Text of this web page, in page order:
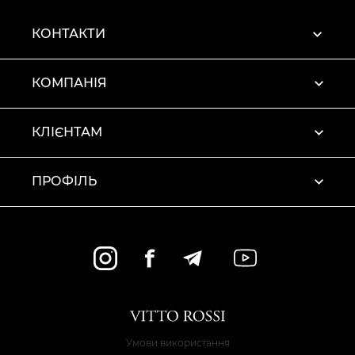
КОНТАКТИ
КОМПАНІЯ
КЛІЄНТАМ
ПРОФІЛЬ
Умови використання